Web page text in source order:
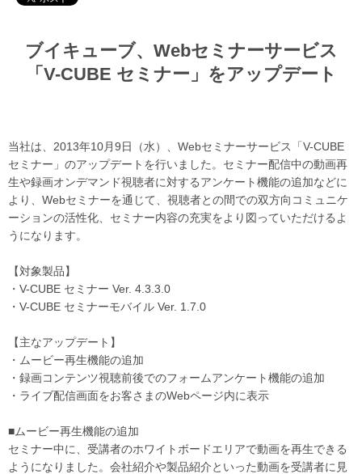
ブイキューブ、Webセミナーサービス
「V-CUBE セミナー」をアップデート
当社は、2013年10月9日（水）、Webセミナーサービス「V-CUBE
セミナー」のアップデートを行いました。セミナー配信中の動画再
生や録画オンデマンド視聴者に対するアンケート機能の追加などに
より、Webセミナーを通じて、視聴者との間での双方向コミュニケ
ーションの活性化、セミナー内容の充実をより図っていただけるよ
うになります。
【対象製品】
・V-CUBE セミナー Ver. 4.3.3.0
・V-CUBE セミナーモバイル Ver. 1.7.0
【主なアップデート】
・ムービー再生機能の追加
・録画コンテンツ視聴前後でのフォームアンケート機能の追加
・ライブ配信画面をお客さまのWebページ内に表示
■ムービー再生機能の追加
セミナー中に、受講者のホワイトボードエリアで動画を再生できる
ようになりました。会社紹介や製品紹介といった動画を受講者に見